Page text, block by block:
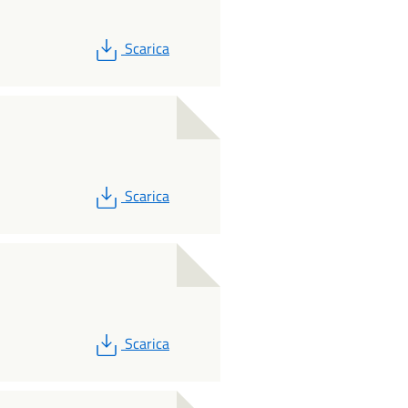
PDF
Scarica
PDF
Scarica
PDF
Scarica